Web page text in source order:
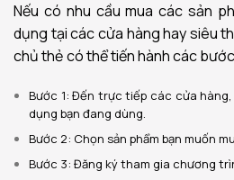
Nếu có nhu cầu mua các sản
dụng tại các cửa hàng hay siêu
chủ thẻ có thể tiến hành các
Bước 1: Đến trực tiếp các cửa
dụng bạn đang dùng.
Bước 2: Chọn sản phẩm bạn muốn
Bước 3: Đăng ký tham gia chương